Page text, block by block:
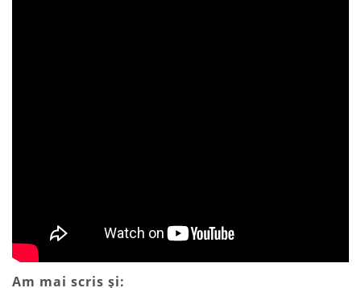
Am mai scris și: